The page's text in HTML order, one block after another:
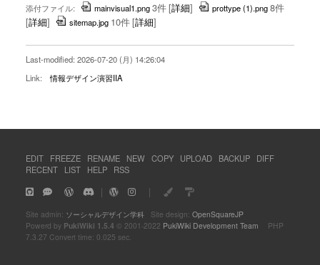
添付ファイル: mainvisual1.png3件[詳細] prottype (1).png8件
[詳細] sitemap.jpg 10件[詳細]
Last-modified: 2026-07-20 (月) 14:26:04
Link:
情報デザイン演習IIA
EDIT FREEZE RENAME NEW COPY UPLOAD BACKUP
DIFF
RECENT
LIST HELP RSS
｜ ｜
Site admin: ソーシャルデザイン学科Site design: OpenSquareJP
Powerd by PukiWiki 1.5.4 © 2001-2022 PukiWiki Development Team PHP
7.3.27 Convert time: 0.025 sec.